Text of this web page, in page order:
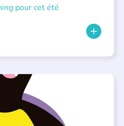
pour cet été